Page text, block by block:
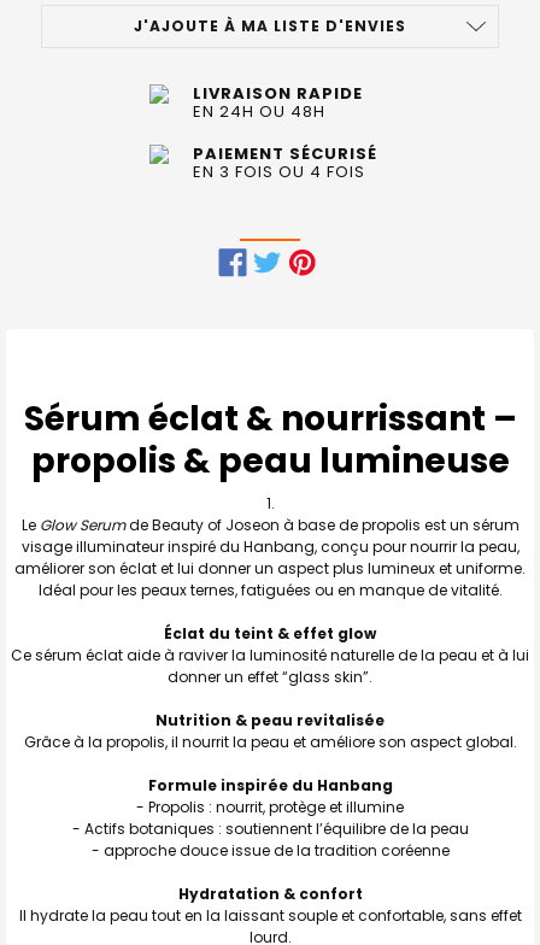
J'AJOUTE À MA LISTE D'ENVIES
LIVRAISON RAPIDE
EN 24H OU 48H
PAIEMENT SÉCURISÉ
EN 3 FOIS OU 4 FOIS
TOUT
SELECTIONNER
J'AJOUTE
LA
SÉLECTION
AU PANIER
Sérum éclat & nourrissant –
propolis & peau lumineuse
Le Glow Serumde Beauty of Joseon à base de propolis est un sérum
visage illuminateur inspiré du Hanbang, conçu pour nourrir la peau,
améliorer son éclat et lui donner un aspect plus lumineux et uniforme.
Idéal pour les peaux ternes, fatiguées ou en manque de vitalité.
Éclat du teint & effet glow
Ce sérum éclat aide à raviver la luminosité naturelle de la peau et à lui
donner un effet “glass skin”.
Nutrition & peau revitalisée
Grâce à la propolis, il nourrit la peau et améliore son aspect global.
Formule inspirée du Hanbang
- Propolis : nourrit, protège et illumine
- Actifs botaniques : soutiennent l’équilibre de la peau
- approche douce issue de la tradition coréenne
Hydratation & confort
Il hydrate la peau tout en la laissant souple et confortable, sans effet
lourd.